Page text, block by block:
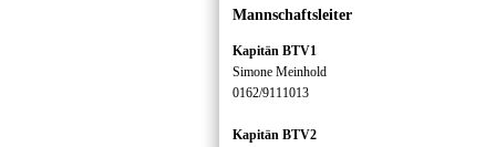
Mannschaftsleiter
Kapitän BTV1
Simone Meinhold
0162/9111013
Kapitän BTV2